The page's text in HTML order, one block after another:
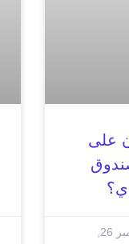
على
سبتمبر 26,